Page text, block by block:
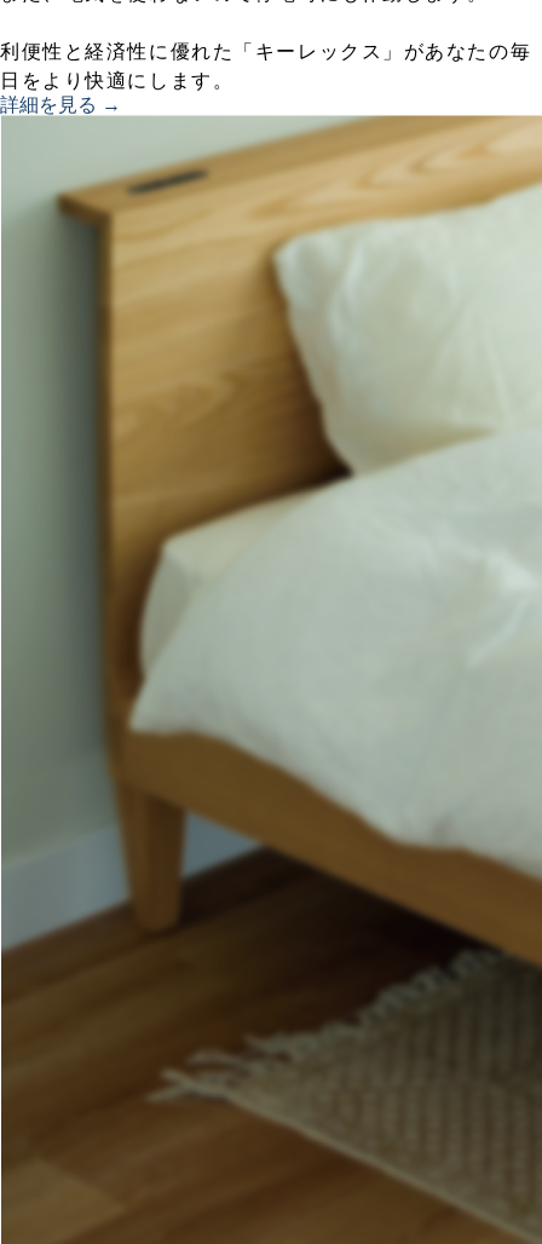
利便性と経済性に優れた「キーレックス」があなたの毎
日をより快適にします。
詳細を見る →